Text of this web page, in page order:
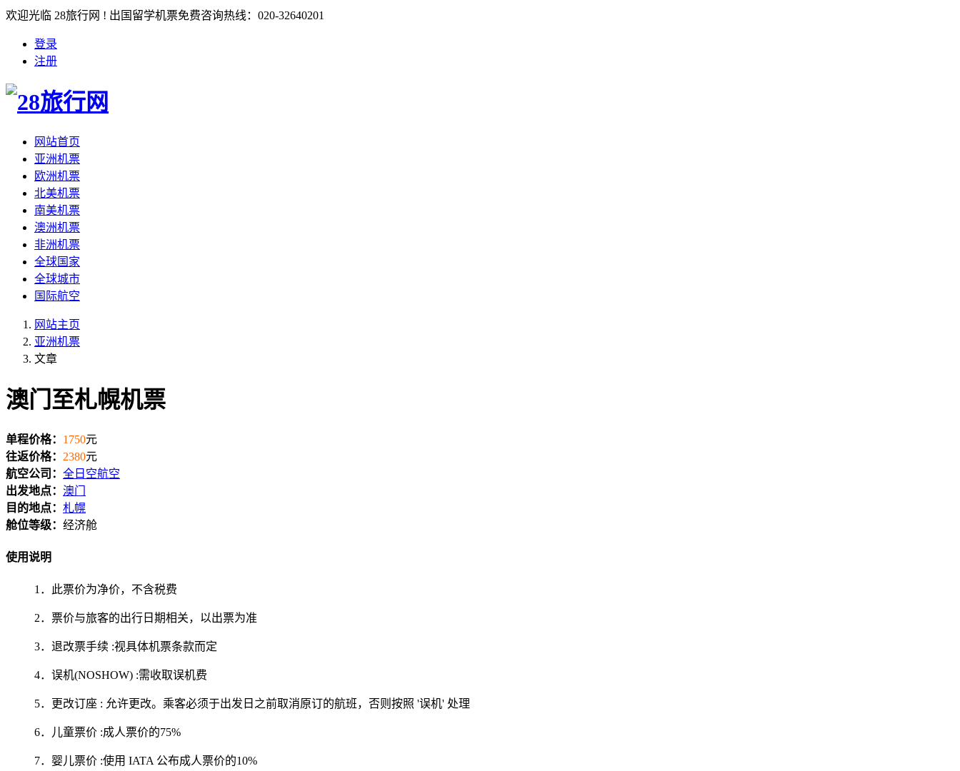
欢迎光临 28旅行网 ! 出国留学机票免费咨询热线：020-32640201
登录
注册
网站首页
亚洲机票
欧洲机票
北美机票
南美机票
澳洲机票
非洲机票
全球国家
全球城市
国际航空
网站主页
亚洲机票
文章
澳门至札幌机票
单程价格： 1750元
往返价格： 2380元
航空公司： 全日空航空
出发地点： 澳门
目的地点： 札幌
舱位等级： 经济舱
使用说明
1．此票价为净价，不含税费
2．票价与旅客的出行日期相关，以出票为准
3．退改票手续 :视具体机票条款而定
4．误机(NOSHOW) :需收取误机费
5．更改订座 : 允许更改。乘客必须于出发日之前取消原订的航班，否则按照 '误机' 处理
6．儿童票价 :成人票价的75%
7．婴儿票价 :使用 IATA 公布成人票价的10%